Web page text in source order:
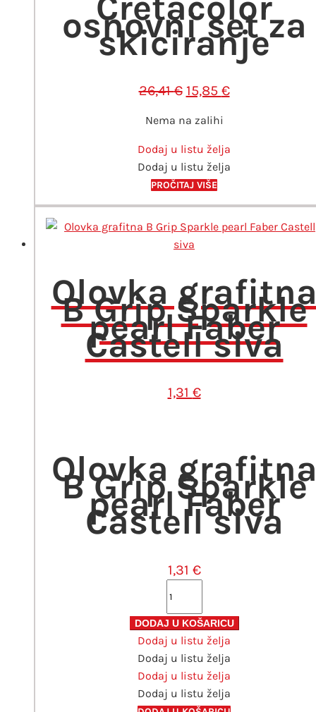
osnovni set za
skiciranje
26,41€ Izvorna
bila
je:
26,41 €.
15,85 €Trenutna
Nema na zalihi
Dodaj u listu želja
Dodaj u listu želja
PROČITAJ VIŠE
Olovka
B Grip Sparkle
pearl Faber
Castell siva
1,31 €
Olovka
B Grip Sparkle
pearl Faber
Castell siva
1,31 €
B
Grip
Sparkle
pearl
Faber
DODAJ U KOŠARICU
Dodaj u listu želja
Dodaj u listu želja
Dodaj u listu želja
Dodaj u listu želja